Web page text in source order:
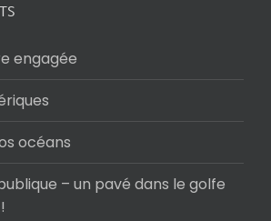
engagée
océans
– un pavé dans le golfe